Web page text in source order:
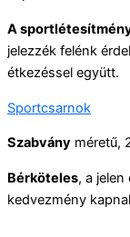
A
jelezzék felénk
étkezéssel együtt.
Sportcsarnok
Szabvány méretű,
Bérköteles, a
kedvezmény